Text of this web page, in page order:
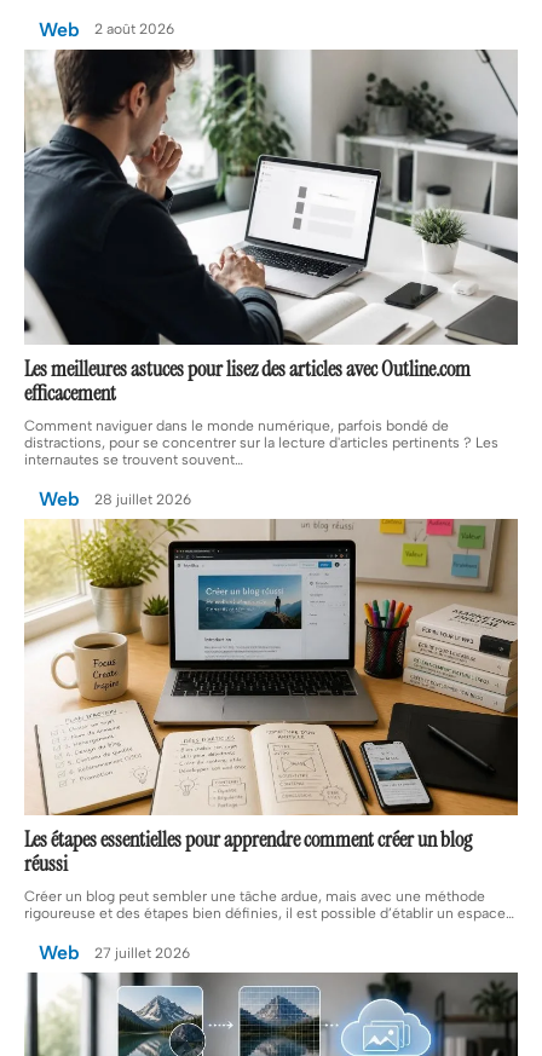
Web 2 août 2026
Les meilleures astuces pour lisez des articles avec Outline.com
efficacement
Comment naviguer dans le monde numérique, parfois bondé de
distractions, pour se concentrer sur la lecture d'articles pertinents ? Les
internautes se trouvent souvent…
Web 28 juillet 2026
Les étapes essentielles pour apprendre comment créer un blog
réussi
Créer un blog peut sembler une tâche ardue, mais avec une méthode
rigoureuse et des étapes bien définies, il est possible d’établir un espace…
Web 27 juillet 2026